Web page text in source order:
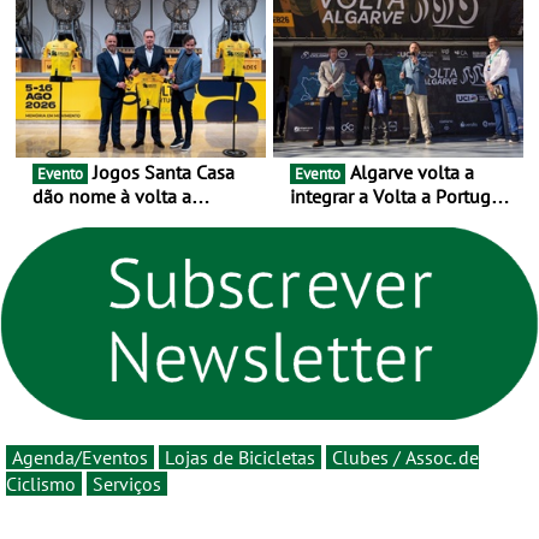
as 17 equipas de 2026
novo ciclo rumo ao
centenário
Evento Jogos Santa Casa
dão nome à volta a
um novo ciclo da prova
rumo ao centenário - Volta
a Portugal em Bicicleta
estará na estrada entre 5 e
16 de agosto
Evento
integrar a Volta a Portugal
Agenda/Eventos Lojas de Bicicletas
Clubes / Assoc. de
Ciclismo
Serviços